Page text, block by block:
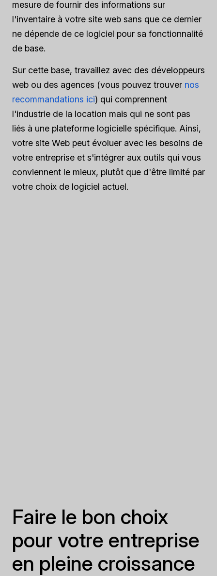
mesure de fournir des informations sur
l'inventaire à votre site web sans que ce dernier
ne dépende de ce logiciel pour sa fonctionnalité
de base.
Sur cette base, travaillez avec des développeurs
web ou des agences (vous pouvez trouver nos
recommandations ici) qui comprennent
l'industrie de la location mais qui ne sont pas
liés à une plateforme logicielle spécifique. Ainsi,
votre site Web peut évoluer avec les besoins de
votre entreprise et s'intégrer aux outils qui vous
conviennent le mieux, plutôt que d'être limité par
votre choix de logiciel actuel.
Faire le bon choix
pour votre entreprise
en pleine croissance